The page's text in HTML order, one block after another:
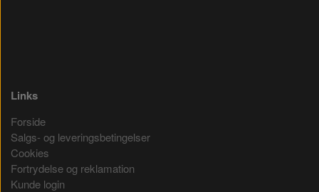
Links
Forside
Salgs- og leveringsbetingelser
Cookies
Fortrydelse og reklamation
Kunde login